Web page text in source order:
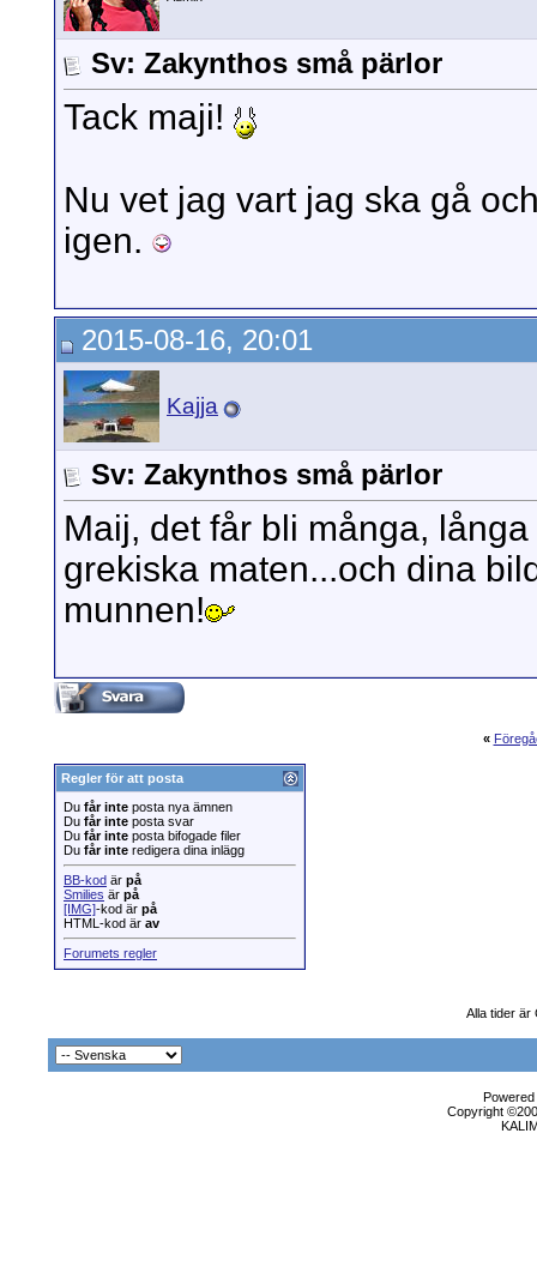
Sv: Zakynthos små pärlor
Tack maji!
Nu vet jag vart jag ska gå
igen.
2015-08-16, 20:01
Kajja
Sv: Zakynthos små pärlor
Maij, det får bli många,
grekiska maten...och dina
munnen!
«
Regler för att posta
Du får inte posta nya ämnen
Du får inte posta svar
Du får inte posta bifogade filer
Du får inte redigera dina inlägg
BB-kod är på
Smilies är på
[IMG]-kod är på
HTML-kod är av
Forumets regler
Alla tider är
Copyright